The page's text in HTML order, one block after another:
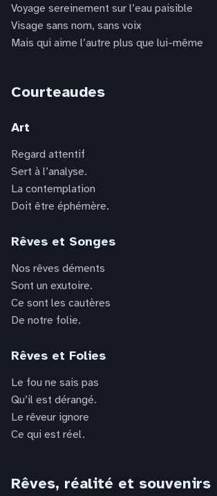
Voyage sereinement sur l’eau paisible
Visage sans nom, sans voix
Mais qui aime l’autre plus que lui-même
Courteaudes
Art
Regard attentif
Sert à l’analyse.
La contemplation
Doit être éphémère.
Rêves et Songes
Nos rêves déments
Sont un exutoire.
Ce sont les cautères
De notre folie.
Rêves et Folies
Le fou ne sais pas
Qu’il est dérangé.
Le rêveur ignore
Ce qui est réel.
Rêves, réalité et souvenirs